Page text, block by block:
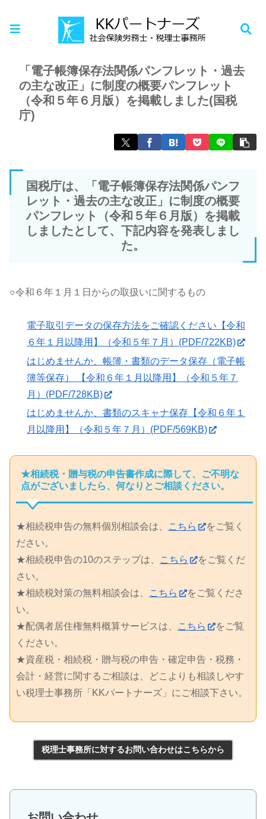
税理士
「電子帳簿保存法関係パンフレット・過去
の主な改正」に制度の概要パンフレット
（令和５年６月版）を掲載しました(国税
庁)
国税庁は、「電子帳簿保存法関係パンフ
レット・過去の主な改正」に制度の概要
パンフレット（令和５年６月版）を掲載
しましたとして、下記内容を発表しまし
た。
○令和６年１月１日からの取扱いに関するもの
電子取引データの保存方法をご確認ください【令和
６年１月以降用】（令和５年７月）(PDF/722KB)
はじめませんか、帳簿・書類のデータ保存（電子帳
簿等保存） 【令和６年１月以降用】（令和５年７
月）(PDF/728KB)
はじめませんか、書類のスキャナ保存【令和６年１
月以降用】（令和５年７月）(PDF/569KB)
★相続税・贈与税の申告書作成に際して、ご不明な
点がございましたら、何なりとご相談ください。
★相続税申告の無料個別相談会は、 こちら
をご覧く
ださい。
★相続税申告の10のステップは、
こちら
をご覧くだ
さい。
★相続税対策の無料相談会は、
こちら
をご覧くださ
い。
★配偶者居住権無料概算サービスは、
こちら
をご覧
ください。
★資産税・相続税・贈与税の申告・確定申告・税務・
会計・経営に関するご相談は、どこよりも相談しやす
い税理士事務所「KKパートナーズ」にご相談下さい。
税理士事務所に対するお問い合わせはこちらから